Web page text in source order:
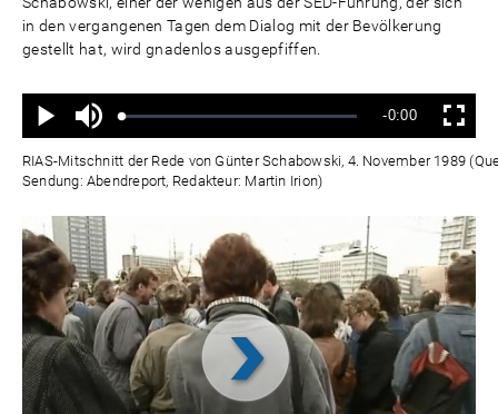
in den vergangenen Tagen dem Dialog mit der Bevölkerung
gestellt hat, wird gnadenlos ausgepfiffen.
Wiedergabe
Ton
aus
Geladen:
Status:
Verbleibende
Zeit
-0:00 Vollbild
RIAS-Mitschnitt der Rede von Günter Schabowski, 4. November 1989
Sendung: Abendreport, Redakteur: Martin Irion)
Video